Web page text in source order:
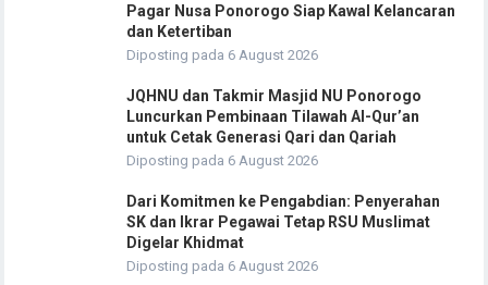
Pagar Nusa Ponorogo Siap Kawal Kelancaran
dan Ketertiban
Diposting pada 6 August 2026
JQHNU dan Takmir Masjid NU Ponorogo
Luncurkan Pembinaan Tilawah Al-Qur’an
untuk Cetak Generasi Qari dan Qariah
Diposting pada 6 August 2026
Dari Komitmen ke Pengabdian: Penyerahan
SK dan Ikrar Pegawai Tetap RSU Muslimat
Digelar Khidmat
Diposting pada 6 August 2026